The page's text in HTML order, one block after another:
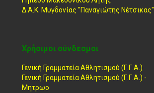
Δ.Α.Κ. Μυγδονίας "Παναγιώτης Νέτσικας"
Χρήσιμοι σύνδεσμοι
Γενική Γραμματεία Αθλητισμού (Γ.Γ.Α.)
Γενική Γραμματεία Αθλητισμού (Γ.Γ.Α.) -
Μητρωο